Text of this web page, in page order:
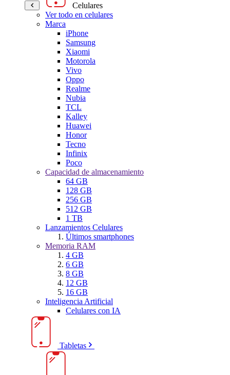
Celulares
Ver todo en celulares
Marca
iPhone
Samsung
Xiaomi
Motorola
Vivo
Oppo
Realme
Nubia
TCL
Kalley
Huawei
Honor
Tecno
Infinix
Poco
Capacidad de almacenamiento
64 GB
128 GB
256 GB
512 GB
1 TB
Lanzamientos Celulares
Últimos smartphones
Memoria RAM
4 GB
6 GB
8 GB
12 GB
16 GB
Inteligencia Artificial
Celulares con IA
Tabletas